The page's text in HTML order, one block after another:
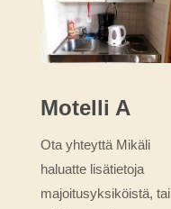
Motelli A
Ota yhteyttä Mikäli
haluatte lisätietoja
majoitusyksiköistä, tai